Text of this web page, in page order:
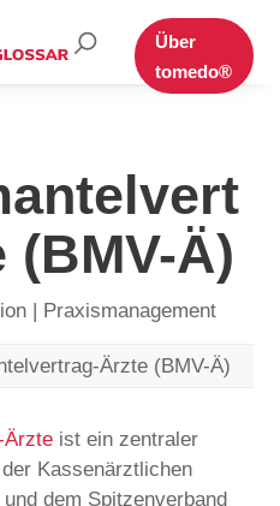
Suche
nach:
Über
tomedo®
(BMV-Ä)
| Praxismanagement
Ärzte (BMV-Ä)
Ärzte ist ein zentraler
Kassenärztlichen
dem Spitzenverband